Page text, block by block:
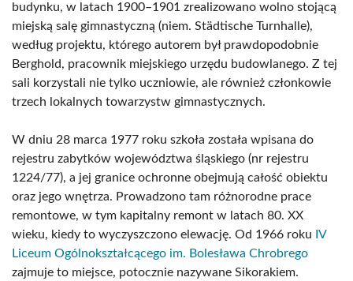
budynku, w latach 1900–1901 zrealizowano wolno stojącą
miejską salę gimnastyczną (niem. Städtische Turnhalle),
według projektu, którego autorem był prawdopodobnie
Berghold, pracownik miejskiego urzędu budowlanego. Z tej
sali korzystali nie tylko uczniowie, ale również członkowie
trzech lokalnych towarzystw gimnastycznych.
W dniu 28 marca 1977 roku szkoła została wpisana do
rejestru zabytków województwa śląskiego (nr rejestru
1224/77), a jej granice ochronne obejmują całość obiektu
oraz jego wnętrza. Prowadzono tam różnorodne prace
remontowe, w tym kapitalny remont w latach 80. XX
wieku, kiedy to wyczyszczono elewację. Od 1966 roku IV
Liceum Ogólnokształcącego im. Bolesława Chrobrego
zajmuje to miejsce, potocznie nazywane Sikorakiem.